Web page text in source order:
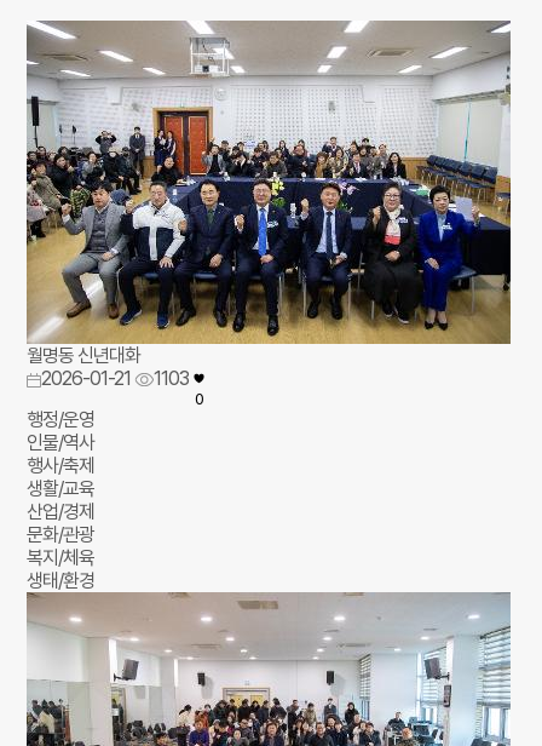
월명동 신년대화
2026-01-21
1103
0
행정/운영
인물/역사
행사/축제
생활/교육
산업/경제
문화/관광
복지/체육
생태/환경